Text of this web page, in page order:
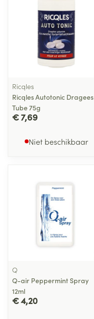
Ricqles
Ricqles Autotonic Dragees
Tube 75g
€ 7,69
Niet beschikbaar
Q
Q-air Peppermint Spray
12ml
€ 4,20